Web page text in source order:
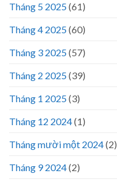
Tháng 5 2025(61)
Tháng 4 2025(60)
Tháng 3 2025(57)
Tháng 2 2025(39)
Tháng 1 2025(3)
Tháng 12 2024(1)
Tháng mười một 2024(2)
Tháng 9 2024(2)